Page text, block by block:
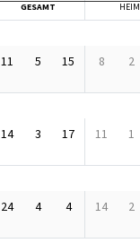
GESAMT HEIM
11 5 15 8 2
14 3 17 11 1
24 4 4 14 2